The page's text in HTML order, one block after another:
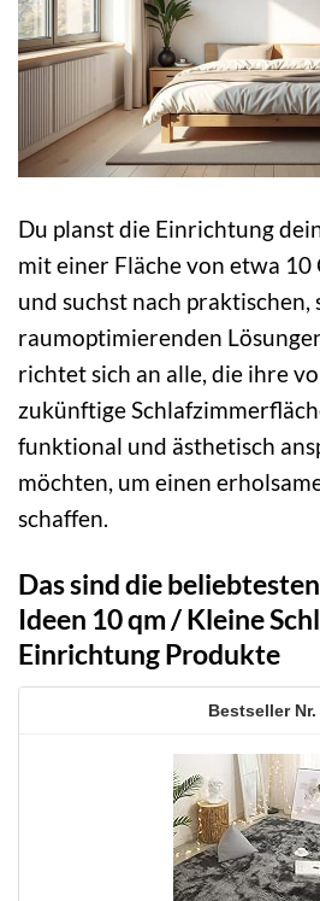
Du planst die Einrichtung
mit einer Fläche von etwa
und suchst nach
raumoptimierenden
richtet sich an alle, die ihre
zukünftige
funktional und ästhetisch
möchten, um einen
schaffen.
Das sind die
Ideen 10 qm / Kleine
Einrichtung Produkte